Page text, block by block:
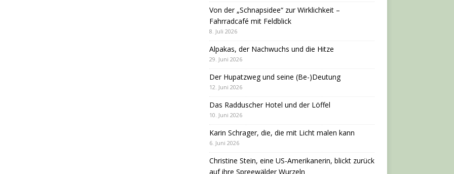
Von der „Schnapsidee“ zur Wirklichkeit –
Fahrradcafé mit Feldblick
8. Juli 2026
Alpakas, der Nachwuchs und die Hitze
29. Juni 2026
Der Hupatzweg und seine (Be-)Deutung
12. Juni 2026
Das Radduscher Hotel und der Löffel
10. Juni 2026
Karin Schrager, die, die mit Licht malen kann
6. Juni 2026
Christine Stein, eine US-Amerikanerin, blickt zurück
auf ihre Spreewälder Wurzeln